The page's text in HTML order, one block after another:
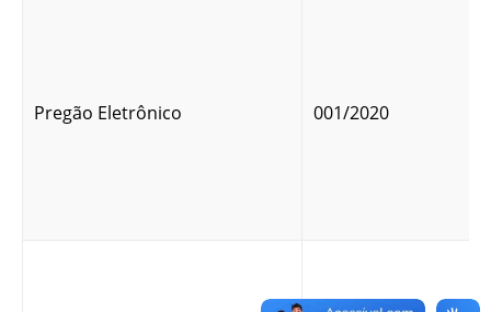
Pregão Eletrônico 001/2020